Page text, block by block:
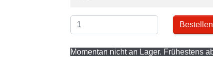
Bestellen
Momentan nicht an Lager. Frühestens